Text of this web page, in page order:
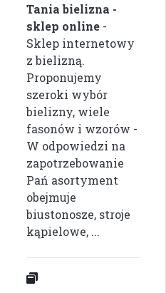
Tania bielizna -
sklep online -
Sklep internetowy
z bielizną.
Proponujemy
szeroki wybór
bielizny, wiele
fasonów i wzorów -
W odpowiedzi na
zapotrzebowanie
Pań asortyment
obejmuje
biustonosze, stroje
kąpielowe, ...